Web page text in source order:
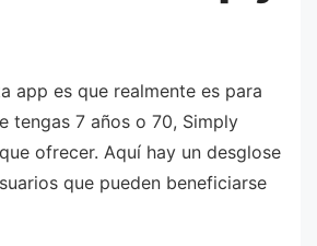
app es que realmente es para
tengas 7 años o 70, Simply
ofrecer. Aquí hay un desglose
que pueden beneficiarse